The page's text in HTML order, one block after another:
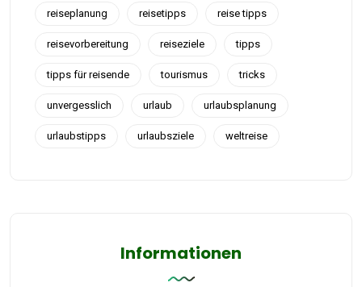
reiseplanung reisetipps reise tipps
reisevorbereitung reiseziele tipps
tipps für reisende tourismus tricks
unvergesslich urlaub urlaubsplanung
urlaubstipps urlaubsziele weltreise
Informationen